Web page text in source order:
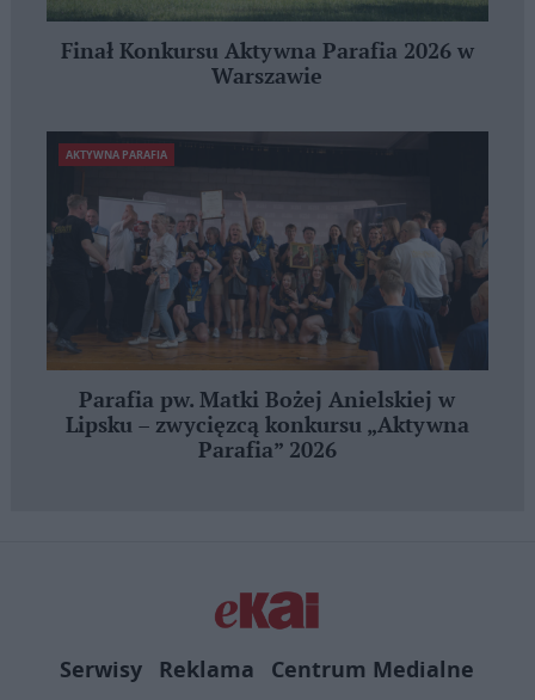
Finał Konkursu Aktywna Parafia 2026 w
Warszawie
AKTYWNA PARAFIA
Parafia pw. Matki Bożej Anielskiej w
Lipsku – zwycięzcą konkursu „Aktywna
Parafia” 2026
Serwisy Reklama Centrum Medialne